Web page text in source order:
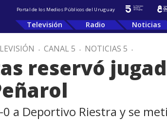
Portal de los Medios Públicos del Uruguay
Televisión Radio Noticias
. CANAL 5 . NOTICIAS 5 .
reservó
a Deportivo Riestra y se